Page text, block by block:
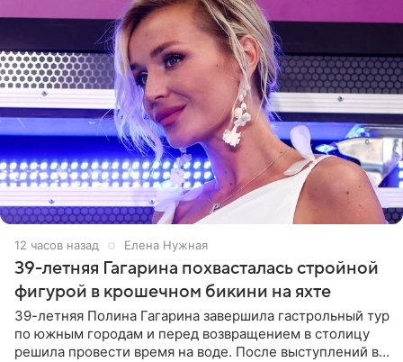
12 часов назад Елена Нужная
39-летняя Гагарина похвасталась стройной
фигурой в крошечном бикини на яхте
39-летняя Полина Гагарина завершила гастрольный тур
по южным городам и перед возвращением в столицу
решила провести время на воде. После выступлений в